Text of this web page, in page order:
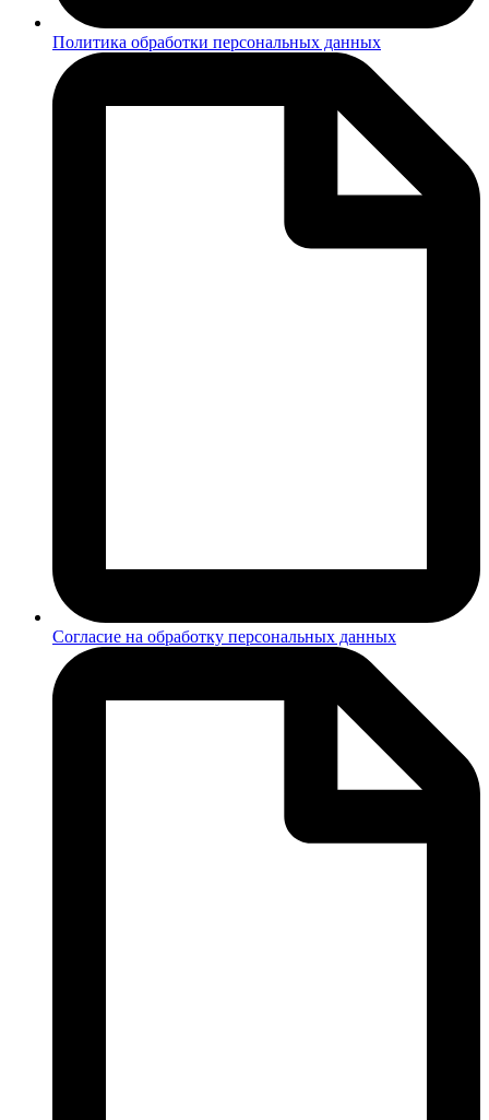
Политика обработки персональных данных
Согласие на обработку персональных данных